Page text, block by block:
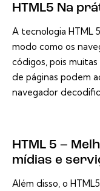
HTML5 Na
A tecnologia HTML
modo como os
códigos, pois
de páginas podem
navegador
HTML 5 –
mídias e
Além disso, o